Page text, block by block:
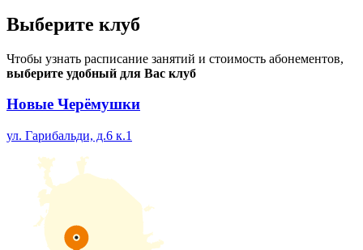
Выберите клуб
Чтобы узнать расписание занятий и стоимость абонементов,
выберите удобный для Вас клуб
Новые Черёмушки
ул. Гарибальди, д.6 к.1